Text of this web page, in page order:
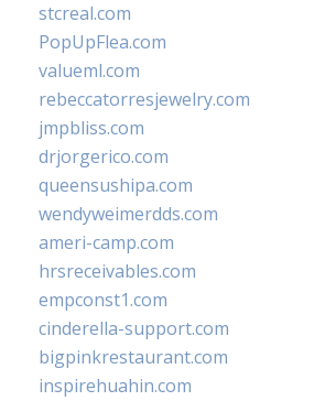
stcreal.com
PopUpFlea.com
valueml.com
rebeccatorresjewelry.com
jmpbliss.com
drjorgerico.com
queensushipa.com
wendyweimerdds.com
ameri-camp.com
hrsreceivables.com
empconst1.com
cinderella-support.com
bigpinkrestaurant.com
inspirehuahin.com